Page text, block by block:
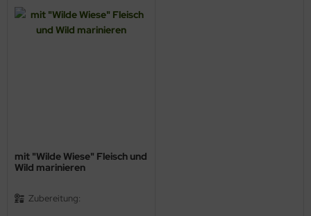
mit "Wilde Wiese" Fleisch und
Wild marinieren
Zubereitung: